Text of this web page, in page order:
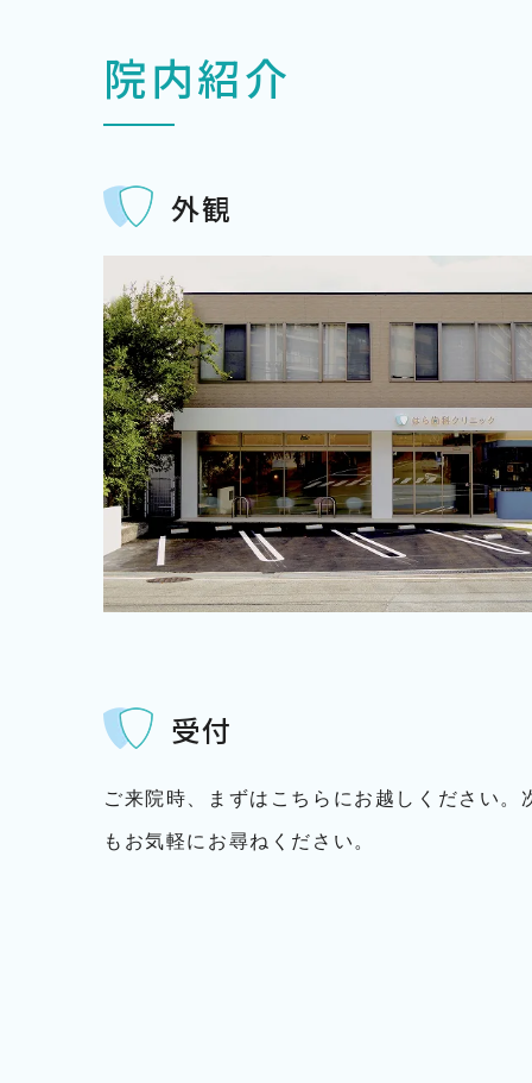
院内紹介
外観
受付
ご来院時、まずはこちらにお越しください
もお気軽にお尋ねください。